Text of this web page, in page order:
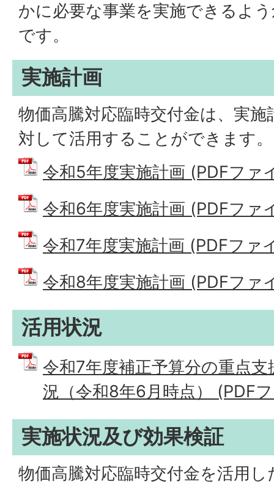
かに必要な事業を実施できるよ
です。
実施計画
物価高騰対応臨時交付金は、実
対して活用することができます。
令和5年度実施計画 (PDFファ
令和6年度実施計画 (PDFファ
令和7年度実施計画 (PDFファ
令和8年度実施計画 (PDFファ
活用状況
令和7年度補正予算分の重点
況（令和8年6月時点） (PDF
実施状況及び効果検証
物価高騰対応臨時交付金を活用